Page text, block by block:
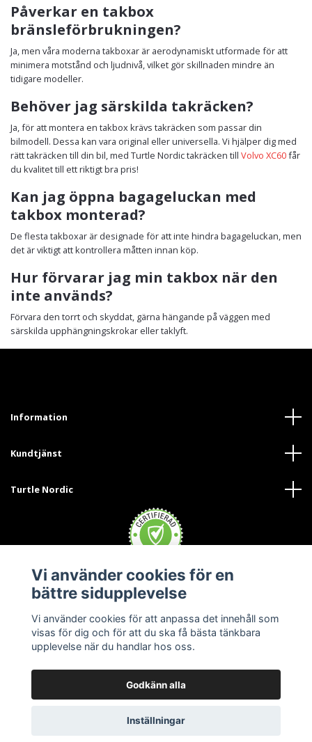
Påverkar en takbox
bränsleförbrukningen?
Ja, men våra moderna takboxar är aerodynamiskt utformade för att
minimera motstånd och ljudnivå, vilket gör skillnaden mindre än
tidigare modeller.
Behöver jag särskilda takräcken?
Ja, för att montera en takbox krävs takräcken som passar din
bilmodell. Dessa kan vara original eller universella. Vi hjälper dig med
rätt takräcken till din bil, med Turtle Nordic takräcken till Volvo XC60får
du kvalitet till ett riktigt bra pris!
Kan jag öppna bagageluckan med
takbox monterad?
De flesta takboxar är designade för att inte hindra bagageluckan, men
det är viktigt att kontrollera måtten innan köp.
Hur förvarar jag min takbox när den
inte används?
Förvara den torrt och skyddat, gärna hängande på väggen med
särskilda upphängningskrokar eller taklyft.
Information
Kundtjänst
Turtle Nordic
© 2026 Turtle Nordic - Sverige
Vi använder cookies för en
bättre sidupplevelse
Vi använder cookies för att anpassa det innehåll som
visas för dig och för att du ska få bästa tänkbara
upplevelse när du handlar hos oss.
Godkänn alla
Inställningar